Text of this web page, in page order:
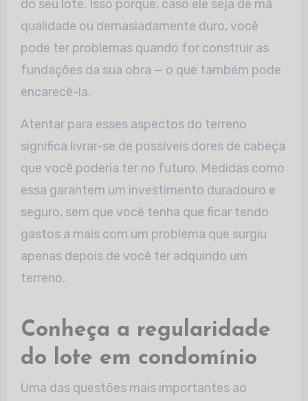
do seu lote. Isso porque, caso ele seja de má
qualidade ou demasiadamente duro, você
pode ter problemas quando for construir as
fundações da sua obra — o que também pode
encarecê-la.
Atentar para esses aspectos do terreno
significa livrar-se de possíveis dores de cabeça
que você poderia ter no futuro. Medidas como
essa garantem um investimento duradouro e
seguro, sem que você tenha que ficar tendo
gastos a mais com um problema que surgiu
apenas depois de você ter adquirido um
terreno.
Conheça a regularidade
do lote em condomínio
Uma das questões mais importantes ao